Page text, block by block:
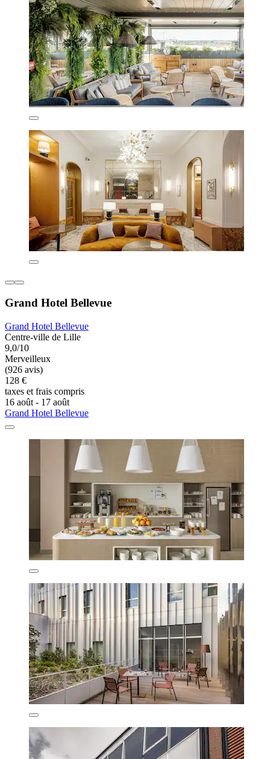
Grand Hotel Bellevue
Grand Hotel Bellevue
Centre-ville de Lille
9,0/10
Merveilleux
(926 avis)
128 €
taxes et frais compris
16 août - 17 août
Grand Hotel Bellevue